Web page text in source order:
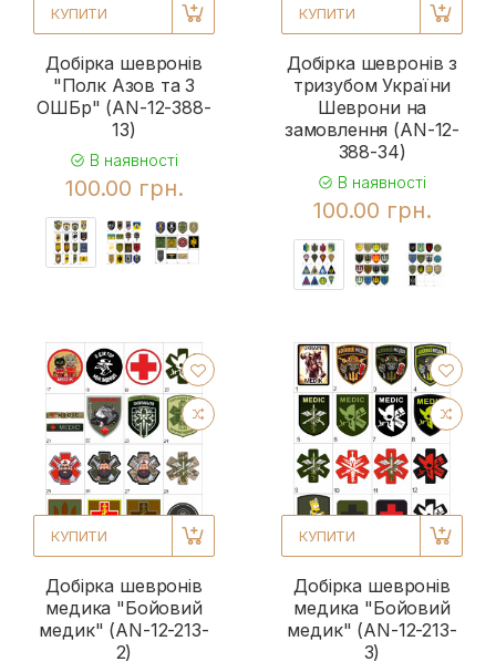
КУПИТИ
Добірка шевронів
"Полк Азов та 3
ОШБр" (AN-12-388-
13)
В наявності
100.00 грн.
КУПИТИ
Добірка шевронів з
тризубом України
Шеврони на
замовлення (AN-12-
388-34)
В наявності
100.00 грн.
КУПИТИ
Добірка шевронів
медика "Бойовий
медик" (AN-12-213-
2)
КУПИТИ
Добірка шевронів
медика "Бойовий
медик" (AN-12-213-
3)